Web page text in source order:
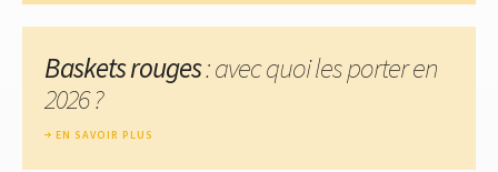
Baskets rouges: avec quoi les porter en
2026 ?
EN SAVOIR PLUS